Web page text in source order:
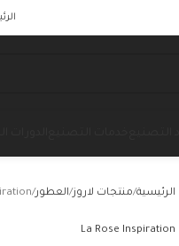
الرئيسية منتجات لاروز العطور
La Rose Inspiration